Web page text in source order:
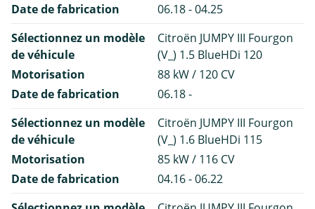
Date de fabrication
06.18 - 04.25
Sélectionnez un modèle
de véhicule
Citroën JUMPY III Fourgon
(V_) 1.5 BlueHDi 120
Motorisation
88 kW / 120 CV
Date de fabrication
06.18 -
Sélectionnez un modèle
de véhicule
Citroën JUMPY III Fourgon
(V_) 1.6 BlueHDi 115
Motorisation
85 kW / 116 CV
Date de fabrication
04.16 - 06.22